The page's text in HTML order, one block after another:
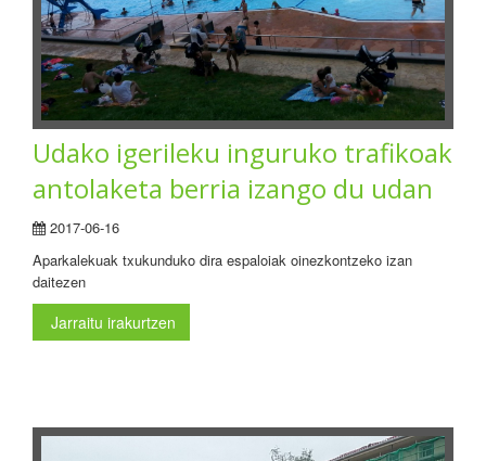
Udako igerileku inguruko trafikoak
antolaketa berria izango du udan
2017-06-16
Aparkalekuak txukunduko dira espaloiak oinezkontzeko izan
daitezen
Jarraitu irakurtzen